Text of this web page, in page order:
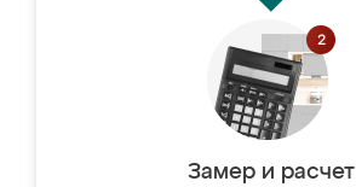
Замер и расчет